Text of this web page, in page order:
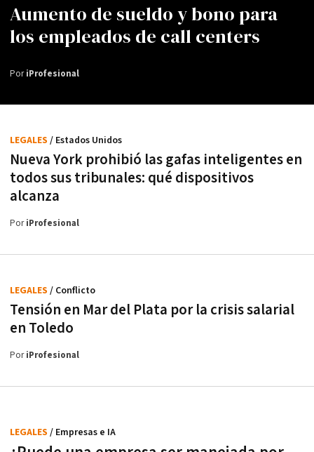
Aumento de sueldo y bono para
los empleados de call centers
PoriProfesional
Nueva York prohibió las gafas inteligentes en
todos sus tribunales: qué dispositivos
alcanza
LEGALES / Estados Unidos
PoriProfesional
Tensión en Mar del Plata por la crisis salarial
en Toledo
LEGALES / Conflicto
PoriProfesional
LEGALES / Empresas e IA